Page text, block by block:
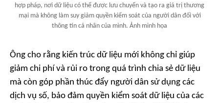
hợp pháp, nơi dữ liệu có thể được lưu chuyển và tạo ra giá trị thương
mại mà không làm suy giảm quyền kiểm soát của người dân đối với
thông tin cá nhân của mình. Ảnh minh họa
Ông cho rằng kiến trúc dữ liệu mới không chỉ giúp
giảm chi phí và rủi ro trong quá trình chia sẻ dữ liệu
mà còn góp phần thúc đẩy người dân sử dụng các
dịch vụ số, bảo đảm quyền kiểm soát dữ liệu của các